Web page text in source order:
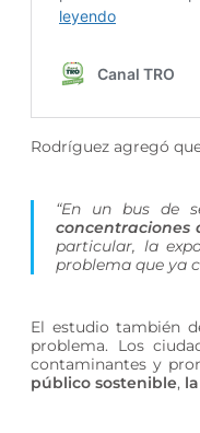
Rodríguez agregó
“En un bus de
concentraciones
particular, la
problema que ya
El estudio también
problema. Los
contaminantes y
público sostenible,